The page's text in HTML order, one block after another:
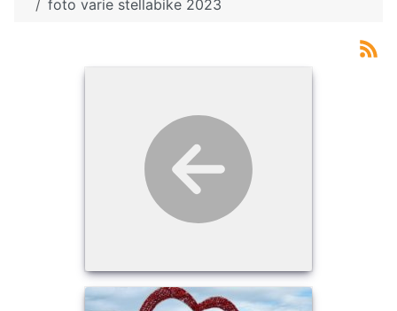
foto varie stellabike 2023